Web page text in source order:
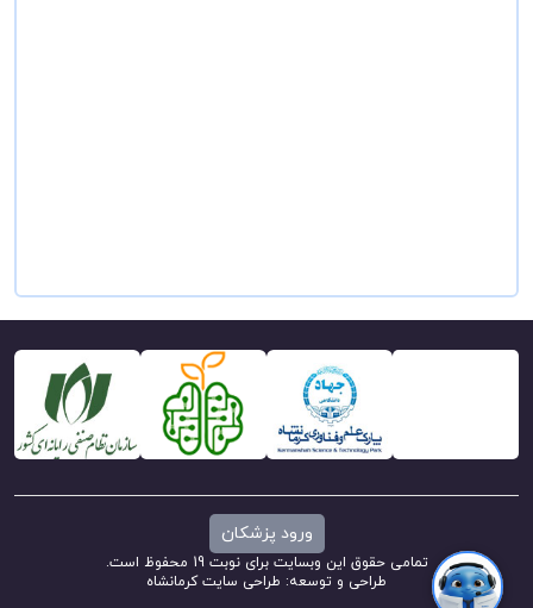
ورود پزشکان
تمامی حقوق این وبسایت برای نوبت 19 محفوظ است.
طراحی و توسعه: طراحی سایت کرمانشاه